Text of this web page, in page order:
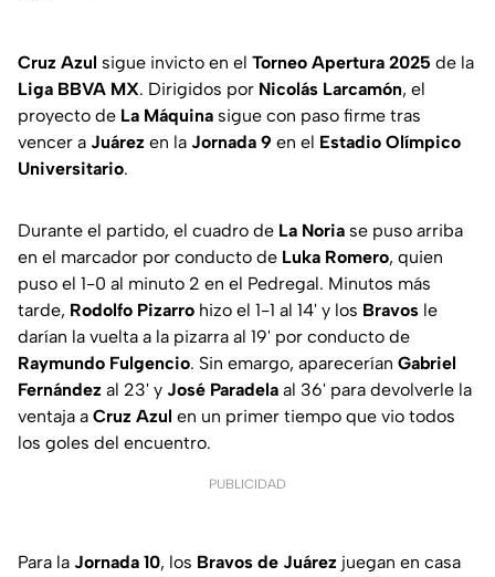
Cruz Azul sigue invicto en el Torneo Apertura 2025 de la
Liga BBVA MX. Dirigidos por Nicolás Larcamón, el
proyecto de La Máquina sigue con paso firme tras
vencer a Juárez en la Jornada 9 en el Estadio Olímpico
Universitario.
Durante el partido, el cuadro de La Noria se puso arriba
en el marcador por conducto de Luka Romero, quien
puso el 1-0 al minuto 2 en el Pedregal. Minutos más
tarde, Rodolfo Pizarro hizo el 1-1 al 14' y los Bravos le
darían la vuelta a la pizarra al 19' por conducto de
Raymundo Fulgencio. Sin emargo, aparecerían Gabriel
Fernández al 23' y José Paradela al 36' para devolverle la
ventaja a Cruz Azul en un primer tiempo que vio todos
los goles del encuentro.
PUBLICIDAD
Para la Jornada 10, los Bravos de Juárez juegan en casa